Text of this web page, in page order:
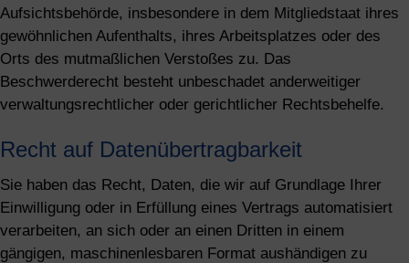
Aufsichtsbehörde, insbesondere in dem Mitgliedstaat ihres
gewöhnlichen Aufenthalts, ihres Arbeitsplatzes oder des
Orts des mutmaßlichen Verstoßes zu. Das
Beschwerderecht besteht unbeschadet anderweitiger
verwaltungsrechtlicher oder gerichtlicher Rechtsbehelfe.
Recht auf Daten­übertrag­barkeit
Sie haben das Recht, Daten, die wir auf Grundlage Ihrer
Einwilligung oder in Erfüllung eines Vertrags automatisiert
verarbeiten, an sich oder an einen Dritten in einem
gängigen, maschinenlesbaren Format aushändigen zu